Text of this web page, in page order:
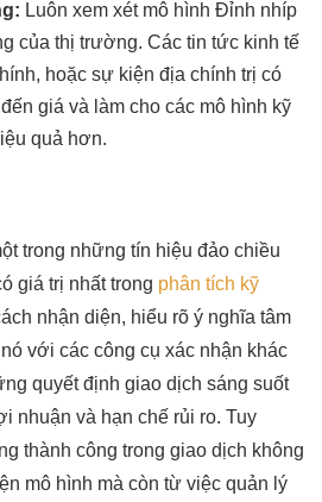
Luôn xem xét mô hình Đỉnh nhíp
của thị trường. Các tin tức kinh tế
hoặc sự kiện địa chính trị có
giá và làm cho các mô hình kỹ
quả hơn.
trong những tín hiệu đảo chiều
giá trị nhất trong phân tích kỹ
nhận diện, hiểu rõ ý nghĩa tâm
với các công cụ xác nhận khác
quyết định giao dịch sáng suốt
nhuận và hạn chế rủi ro. Tuy
thành công trong giao dịch không
mô hình mà còn từ việc quản lý